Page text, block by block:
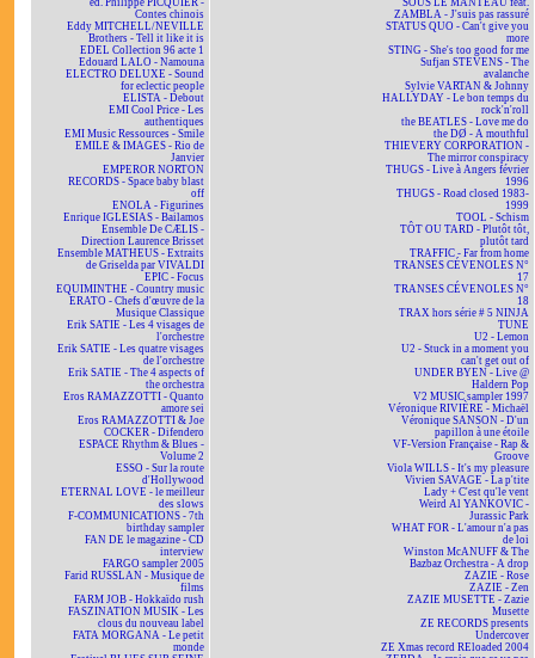
éd. Philippe PICQUIER -
Contes chinois
Eddy MITCHELL/NEVILLE
Brothers - Tell it like it is
EDEL Collection 96 acte 1
Edouard LALO - Namouna
ELECTRO DELUXE - Sound
for eclectic people
ELISTA - Debout
EMI Cool Price - Les
authentiques
EMI Music Ressources - Smile
EMILE & IMAGES - Rio de
Janvier
EMPEROR NORTON
RECORDS - Space baby blast
off
ENOLA - Figurines
Enrique IGLESIAS - Bailamos
Ensemble De CÆLIS -
Direction Laurence Brisset
Ensemble MATHEUS - Extraits
de Griselda par VIVALDI
EPIC - Focus
EQUIMINTHE - Country music
ERATO - Chefs d'œuvre de la
Musique Classique
Erik SATIE - Les 4 visages de
l'orchestre
Erik SATIE - Les quatre visages
de l'orchestre
Erik SATIE - The 4 aspects of
the orchestra
Eros RAMAZZOTTI - Quanto
amore sei
Eros RAMAZZOTTI & Joe
COCKER - Difendero
ESPACE Rhythm & Blues -
Volume 2
ESSO - Sur la route
d'Hollywood
ETERNAL LOVE - le meilleur
des slows
F-COMMUNICATIONS - 7th
birthday sampler
FAN DE le magazine - CD
interview
FARGO sampler 2005
Farid RUSSLAN - Musique de
films
FARM JOB - Hokkaïdo rush
FASZINATION MUSIK - Les
clous du nouveau label
FATA MORGANA - Le petit
monde
SOUS LE MANTEAU feat.
ZAMBLA - J'suis pas rassuré
STATUS QUO - Can't give you
more
STING - She's too good for me
Sufjan STEVENS - The
avalanche
Sylvie VARTAN & Johnny
HALLYDAY - Le bon temps du
rock'n'roll
the BEATLES - Love me do
the DØ - A mouthful
THIEVERY CORPORATION -
The mirror conspiracy
THUGS - Live à Angers février
1996
THUGS - Road closed 1983-
1999
TOOL - Schism
TÔT OU TARD - Plutôt tôt,
plutôt tard
TRAFFIC - Far from home
TRANSES CÉVENOLES N°
17
TRANSES CÉVENOLES N°
18
TRAX hors série # 5 NINJA
TUNE
U2 - Lemon
U2 - Stuck in a moment you
can't get out of
UNDER BYEN - Live @
Haldern Pop
V2 MUSIC sampler 1997
Véronique RIVIÈRE - Michaël
Véronique SANSON - D'un
papillon à une étoile
VF-Version Française - Rap &
Groove
Viola WILLS - It's my pleasure
Vivien SAVAGE - La p'tite
Lady + C'est qu'le vent
Weird Al YANKOVIC -
Jurassic Park
WHAT FOR - L'amour n'a pas
de loi
Winston McANUFF & The
Bazbaz Orchestra - A drop
ZAZIE - Rose
ZAZIE - Zen
ZAZIE MUSETTE - Zazie
Musette
ZE RECORDS presents
Undercover
ZE Xmas record REloaded 2004